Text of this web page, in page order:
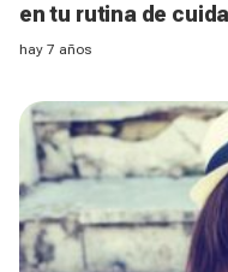
en tu rutina de
hay 7 años